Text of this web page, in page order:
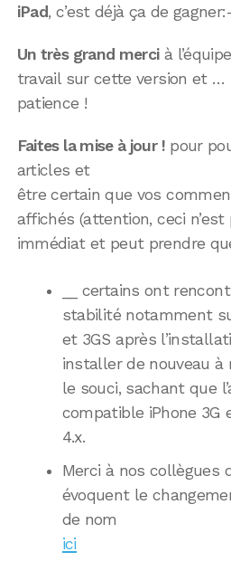
iPad, c’est déjà ça de
Un très grand mercià
travail sur cette version et …
patience !
Faites la mise à jour !pour
articles et
être certain que vos
affichés (attention, ceci n’est
immédiat et peut prendre
__ certains ont
stabilité notamment
et 3GS après
installer de nouveau à
le souci, sachant que
compatible iPhone 3G
4.x.
Merci à nos collègues
évoquent le
de nom
ici